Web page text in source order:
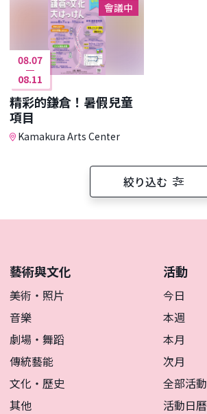
會議中
08.07
08.11
精彩的鎌倉！暑假兒童
項目
Kamakura Arts Center
絞り込む
藝術與文化
美術・照片
音樂
劇場・舞蹈
傳統藝能
文化・歷史
其他
活動
今日
本週
本月
次月
全部活動
活動日曆